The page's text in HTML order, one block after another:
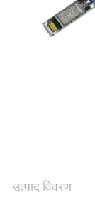
उद्धरण
उत्पाद विवरण